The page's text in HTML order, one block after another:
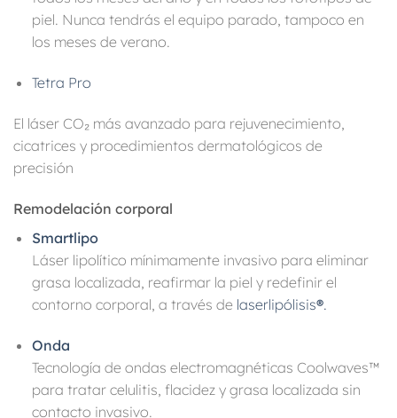
piel. Nunca tendrás el equipo parado, tampoco en
los meses de verano.
Tetra Pro
El láser CO₂ más avanzado para rejuvenecimiento,
cicatrices y procedimientos dermatológicos de
precisión
Remodelación corporal
Smartlipo
Láser lipolítico mínimamente invasivo para eliminar
grasa localizada, reafirmar la piel y redefinir el
contorno corporal, a través de laserlipólisis®.
Onda
Tecnología de ondas electromagnéticas Coolwaves™
para tratar celulitis, flacidez y grasa localizada sin
contacto invasivo.